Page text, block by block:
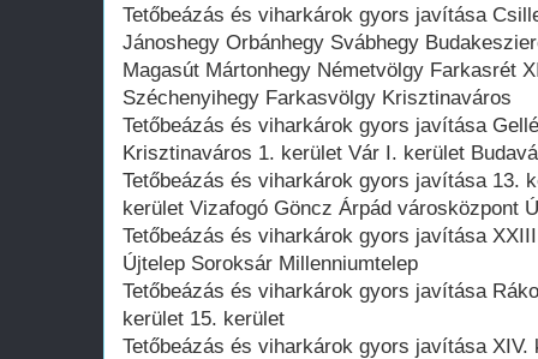
Tetőbeázás és viharkárok gyors javítása
Jánoshegy Orbánhegy Svábhegy
Magasút Mártonhegy Németvölgy Farkasrét
Széchenyihegy Farkasvölgy Krisztinaváros
Tetőbeázás és viharkárok gyors javítása
Krisztinaváros 1. kerület Vár I. kerület
Tetőbeázás és viharkárok gyors javítása 13.
kerület Vizafogó Göncz Árpád városközpont
Tetőbeázás és viharkárok gyors javítása
Újtelep Soroksár Millenniumtelep
Tetőbeázás és viharkárok gyors javítása
kerület 15. kerület
Tetőbeázás és viharkárok gyors javítása